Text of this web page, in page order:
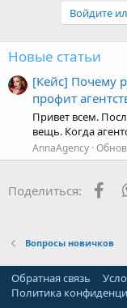
Войдите
Новые статьи
[Кейс] Почему
профит
Привет всем.
вещь. Когда
AnnaAgency
Поделиться:
Вопросы новичков
Обратная связь
Политика